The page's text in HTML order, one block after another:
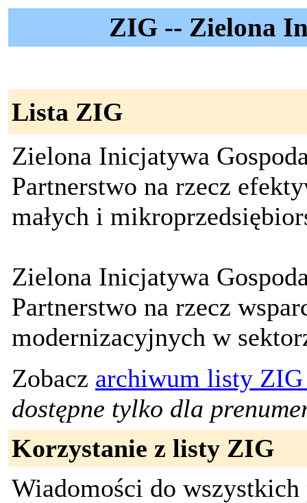
ZIG -- Zielona
Lista ZIG
Zielona Inicjatywa
Partnerstwo na rzecz
małych i
Zielona Inicjatywa
Partnerstwo na rzecz
modernizacyjnych w
Zobacz archiwum listy
dostępne tylko dla
Korzystanie z listy ZIG
Wiadomości do